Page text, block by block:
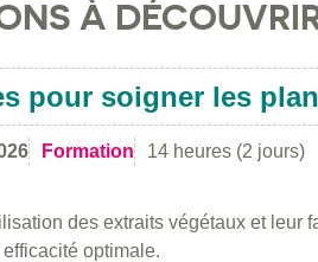
À
pour soigner les
Formation 14 heures (2 jours)
des extraits végétaux et leur
optimale.